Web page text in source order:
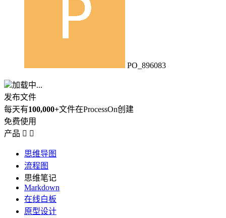
PO_896083
加载中...
发布文件
每天有100,000+文件在ProcessOn创建
免费使用
产品  
思维导图
流程图
思维笔记
Markdown
在线白板
原型设计